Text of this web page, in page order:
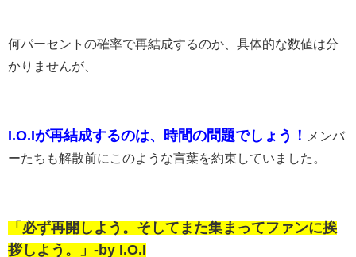
何パーセントの確率で再結成するのか、具体的な数値は分
かりませんが、
I.O.Iが再結成するのは、時間の問題でしょう！
メンバ
ーたちも解散前にこのような言葉を約束していました。
「必ず再開しよう。そしてまた集まってファンに挨
拶しよう。」-by I.O.I